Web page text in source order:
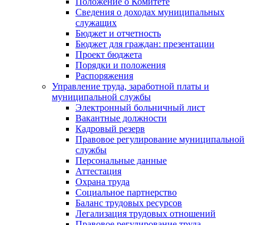
Сведения о доходах муниципальных
служащих
Бюджет и отчетность
Бюджет для граждан: презентации
Проект бюджета
Порядки и положения
Распоряжения
Управление труда, заработной платы и
муниципальной службы
Электронный больничный лист
Вакантные должности
Кадровый резерв
Правовое регулирование муниципальной
службы
Персональные данные
Аттестация
Охрана труда
Социальное партнерство
Баланс трудовых ресурсов
Легализация трудовых отношений